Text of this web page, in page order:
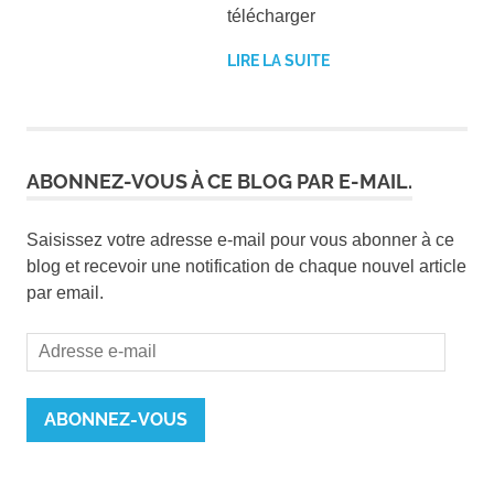
télécharger
LIRE LA SUITE
ABONNEZ-VOUS À CE BLOG PAR E-MAIL.
Saisissez votre adresse e-mail pour vous abonner à ce
blog et recevoir une notification de chaque nouvel article
par email.
Adresse
e-
mail
ABONNEZ-VOUS